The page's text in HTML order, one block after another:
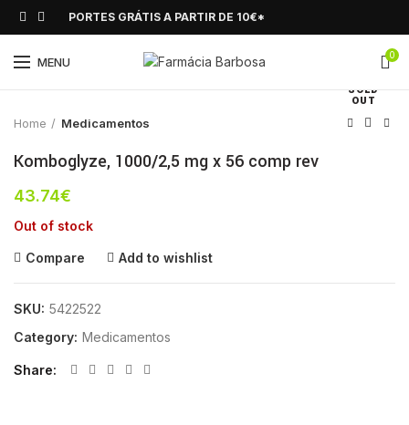
PORTES GRÁTIS A PARTIR DE 10€*
MENU 0
SOLD
OUT
Click to enlarge
Home Medicamentos
Komboglyze, 1000/2,5 mg x 56 comp rev
43.74€
Out of stock
Compare Add to wishlist
SKU: 5422522
Category: Medicamentos
Share